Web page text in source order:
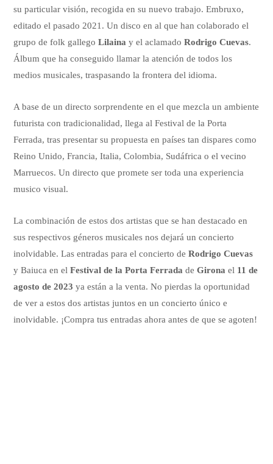
su particular visión, recogida en su nuevo trabajo. Embruxo,
editado el pasado 2021. Un disco en al que han colaborado el
grupo de folk gallegoLilaina y el aclamadoRodrigo Cuevas.
Álbum que ha conseguido llamar la atención de todos los
medios musicales, traspasando la frontera del idioma.
A base de un directo sorprendente en el que mezcla un ambiente
futurista con tradicionalidad, llega al Festival de la Porta
Ferrada, tras presentar su propuesta en países tan dispares como
Reino Unido, Francia, Italia, Colombia, Sudáfrica o el vecino
Marruecos. Un directo que promete ser toda una experiencia
musico visual.
La combinación de estos dos artistas que se han destacado en
sus respectivos géneros musicales nos dejará un concierto
inolvidable. Las entradas para el concierto deRodrigo Cuevas
y Baiuca en elFestival de la Porta Ferrada deGirona el 11 de
agosto de 2023 ya están a la venta. No pierdas la oportunidad
de ver a estos dos artistas juntos en un concierto único e
inolvidable. ¡Compra tus entradas ahora antes de que se agoten!